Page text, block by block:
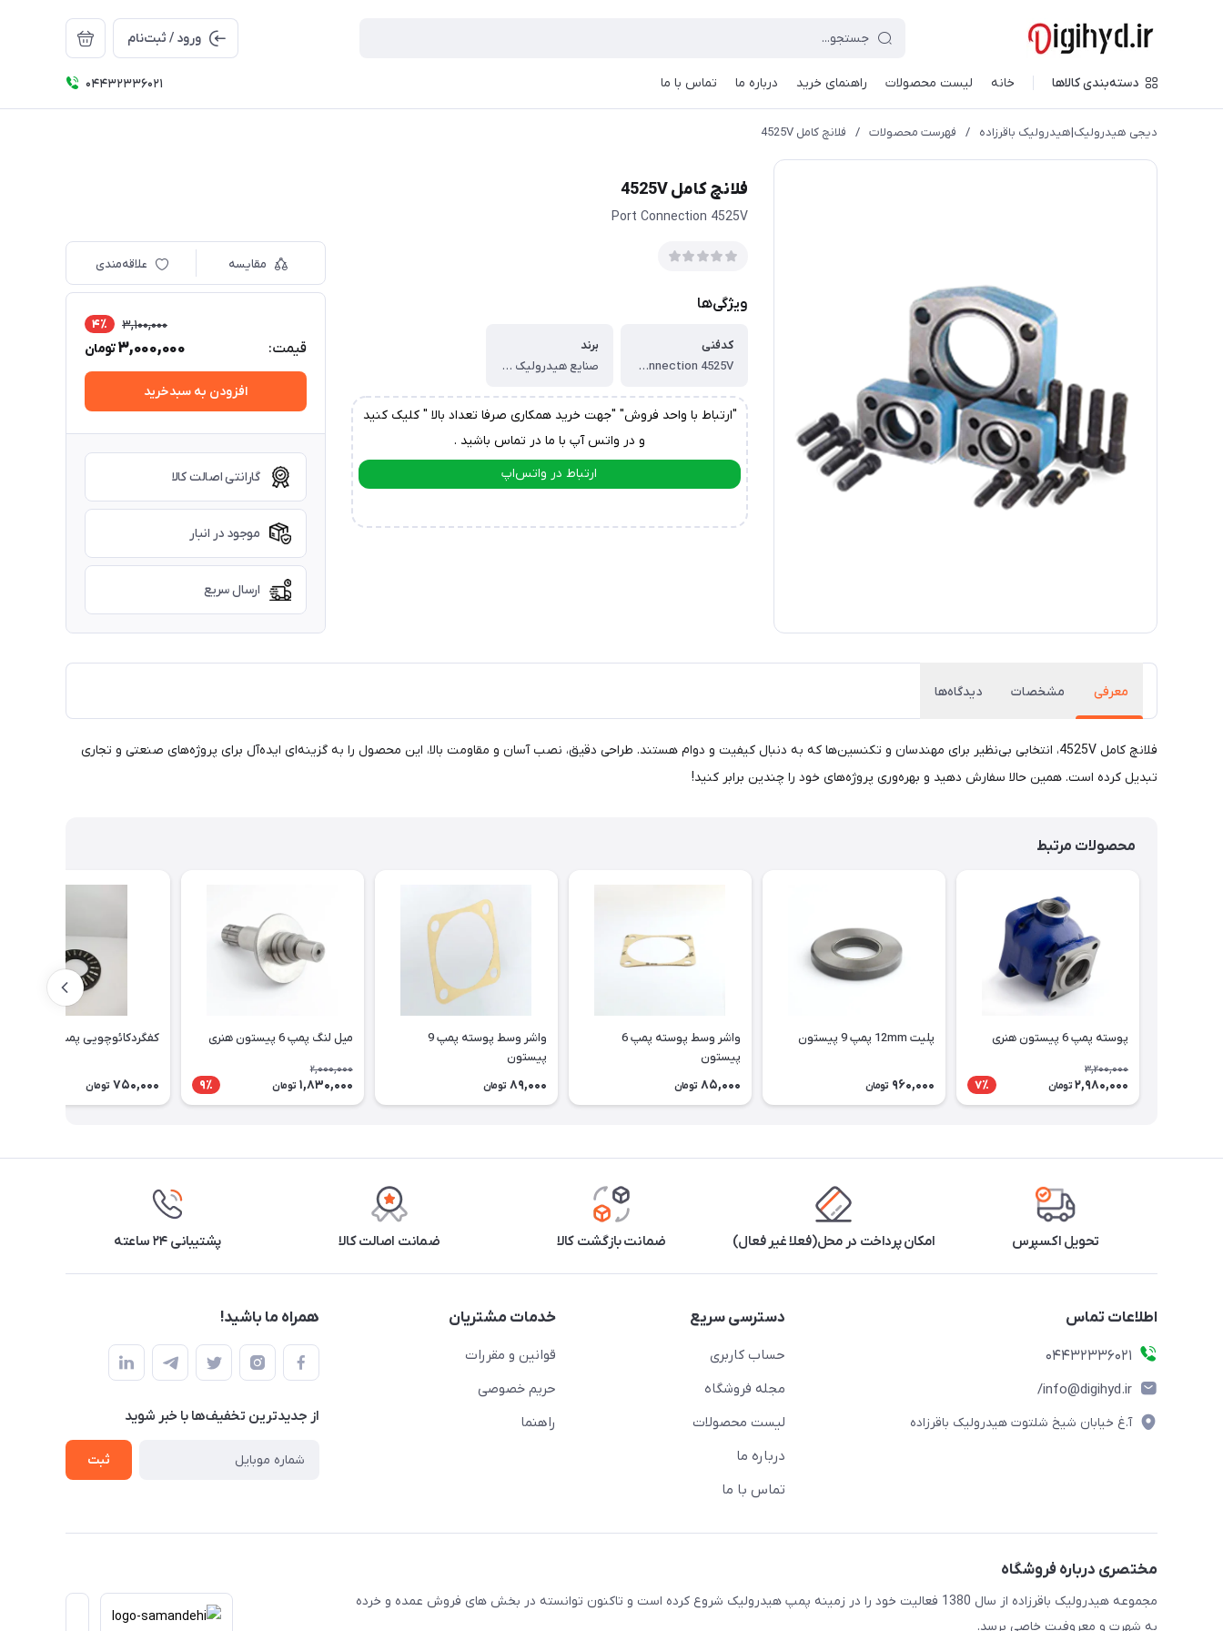
ورود / ثبت‌نام
دسته‌بندی کالاها خانه لیست محصولات راهنمای خرید درباره ما تماس با ما 04432336021
دیجی هیدرولیک|هیدرولیک باقرزاده / فهرست محصولات / فلانچ کامل 4525V
فلانچ کامل 4525V
Port Connection 4525V
ویژگی‌ها
کدفنی
Port Connection 4525V
برند
صنایع هیدرولیک ایرانیان
"ارتباط با واحد فروش" "جهت خرید همکاری صرفا تعداد بالا " کلیک کنید
و در واتس آپ با ما در تماس باشید .
ارتباط در واتس‌اپ
مقایسه علاقه‌مندی
قیمت:
3,100,000 4٪
3,000,000تومان
افزودن به سبدخرید
گارانتی اصالت کالا
موجود در انبار
ارسال سریع
معرفی مشخصات دیدگاه‌ها
فلانچ کامل 4525V، انتخابی بی‌نظیر برای مهندسان و تکنسین‌ها که به دنبال کیفیت و دوام هستند. طراحی دقیق، نصب آسان و مقاومت بالا، این محصول را به گزینه‌ای ایده‌آل برای پروژه‌های صنعتی و تجاری
تبدیل کرده است. همین حالا سفارش دهید و بهره‌وری پروژه‌های خود را چندین برابر کنید!
محصولات مرتبط
پوسته پمپ 6 پیستون هنری
3,200,000
2,980,000 تومان 7٪
پلیت 12mm پمپ 9 پیستون
960,000 تومان
واشر وسط پوسته پمپ 6
پیستون
85,000 تومان
واشر وسط پوسته پمپ 9
پیستون
89,000 تومان
میل لنگ پمپ 6 پیستون هنری
2,000,000
1,830,000 تومان 9٪
کفگردکائوچویی پمپ 6 پیستون
750,000 تومان
تحویل اکسپرس امکان پرداخت در محل(فعلا غیر فعال) ضمانت بازگشت کالا ضمانت اصالت کالا پشتیبانی ۲۴ ساعته
اطلاعات تماس
04432336021
info@digihyd.ir/
آ.غ خیابان شیخ شلتوت هیدرولیک باقرزاده
دسترسی سریع
حساب کاربری
مجله فروشگاه
لیست محصولات
درباره ما
تماس با ما
خدمات مشتریان
قوانین و مقررات
حریم خصوصی
راهنما
همراه ما باشید!
از جدید‌ترین تخفیف‌ها با‌ خبر شوید
ثبت
مختصری درباره فروشگاه
مجموعه هیدرولیک باقرزاده از سال 1380 فعالیت خود را در زمینه پمپ هیدرولیک شروع کرده است و تاکنون توانسته در بخش های فروش عمده و خرده
به شهرت و معروفیت خاصی برسد.